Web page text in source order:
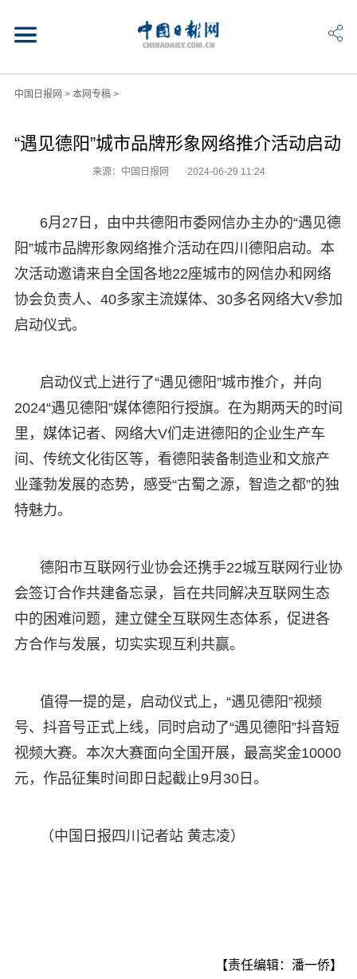
中国日报网 > 本网专稿>
“遇见德阳”城市品牌形象网络推介活动启动
来源：中国日报网 2024-06-29 11:24
6月27日，由中共德阳市委网信办主办的“遇见德
阳”城市品牌形象网络推介活动在四川德阳启动。本
次活动邀请来自全国各地22座城市的网信办和网络
协会负责人、40多家主流媒体、30多名网络大V参加
启动仪式。
启动仪式上进行了“遇见德阳”城市推介，并向
2024“遇见德阳”媒体德阳行授旗。在为期两天的时间
里，媒体记者、网络大V们走进德阳的企业生产车
间、传统文化街区等，看德阳装备制造业和文旅产
业蓬勃发展的态势，感受“古蜀之源，智造之都”的独
特魅力。
德阳市互联网行业协会还携手22城互联网行业协
会签订合作共建备忘录，旨在共同解决互联网生态
中的困难问题，建立健全互联网生态体系，促进各
方合作与发展，切实实现互利共赢。
值得一提的是，启动仪式上，“遇见德阳”视频
号、抖音号正式上线，同时启动了“遇见德阳”抖音短
视频大赛。本次大赛面向全国开展，最高奖金10000
元，作品征集时间即日起截止9月30日。
（中国日报四川记者站 黄志凌）
【责任编辑：潘一侨】